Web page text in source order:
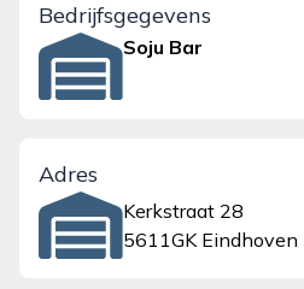
Bedrijfsgegevens
Soju Bar
Adres
Kerkstraat 28
5611GK Eindhoven